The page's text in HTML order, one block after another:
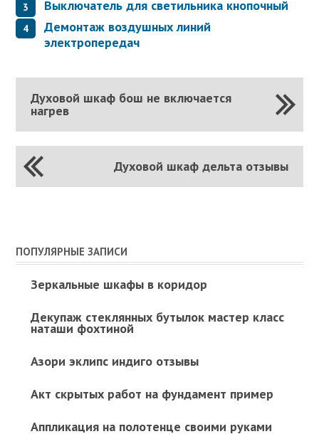
Выключатель для светильника кнопочный
Демонтаж воздушных линий
электропередач
Духовой шкаф бош не включается
нагрев
Духовой шкаф дельта отзывы
ПОПУЛЯРНЫЕ ЗАПИСИ
Зеркальные шкафы в коридор
Декупаж стеклянных бутылок мастер класс
наташи фохтиной
Азори эклипс индиго отзывы
Акт скрытых работ на фундамент пример
Аппликация на полотенце своими руками